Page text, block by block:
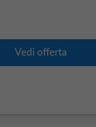
Vedi offerta